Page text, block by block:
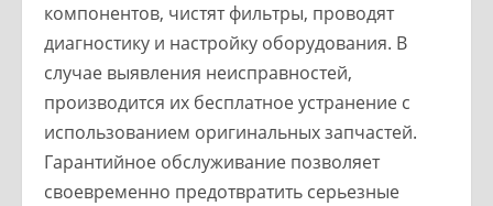
компонентов, чистят фильтры, проводят
диагностику и настройку оборудования. В
случае выявления неисправностей,
производится их бесплатное устранение с
использованием оригинальных запчастей.
Гарантийное обслуживание позволяет
своевременно предотвратить серьезные